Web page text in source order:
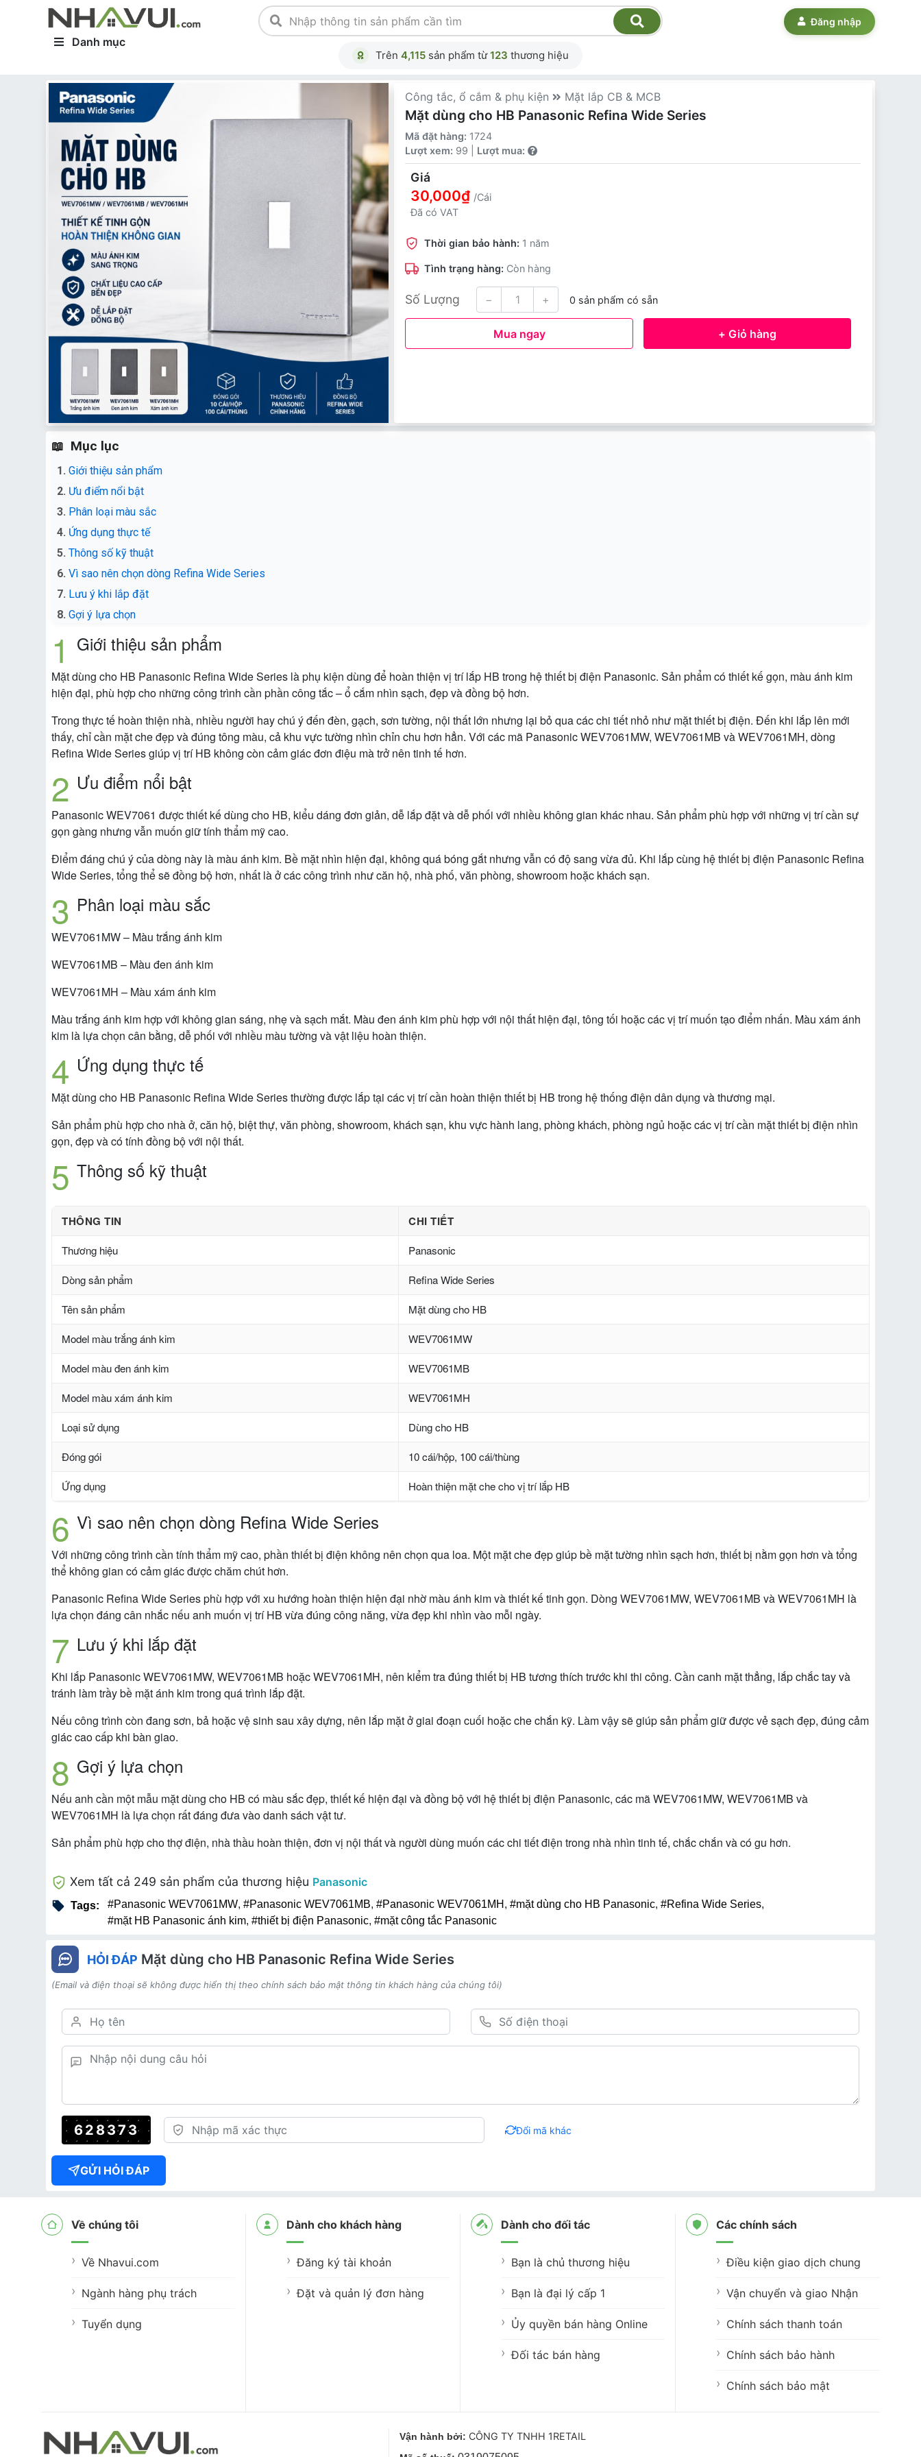
Danh mục
Trên 4,115 sản phẩm từ123 thương hiệu
Đăng nhập
Công tắc, ổ cắm & phụ kiện Mặt lắp CB & MCB
Mặt dùng cho HB Panasonic Refina Wide Series
Mã đặt hàng: 1724
Lượt xem: 99 | Lượt mua:
Giá
30,000₫ /Cái
Đã có VAT
Thời gian bảo hành: 1 năm
Tình trạng hàng: Còn hàng
Số Lượng − + 0 sản phẩm có sẵn
Mua ngay + Giỏ hàng
Mục lục
Giới thiệu sản phẩm
Ưu điểm nổi bật
Phân loại màu sắc
Ứng dụng thực tế
Thông số kỹ thuật
Vì sao nên chọn dòng Refina Wide Series
Lưu ý khi lắp đặt
Gợi ý lựa chọn
Giới thiệu sản phẩm
Mặt dùng cho HB Panasonic Refina Wide Series là phụ kiện dùng để hoàn thiện vị trí lắp HB trong hệ thiết bị điện Panasonic. Sản phẩm có thiết kế gọn, màu ánh kim
hiện đại, phù hợp cho những công trình cần phần công tắc – ổ cắm nhìn sạch, đẹp và đồng bộ hơn.
Trong thực tế hoàn thiện nhà, nhiều người hay chú ý đến đèn, gạch, sơn tường, nội thất lớn nhưng lại bỏ qua các chi tiết nhỏ như mặt thiết bị điện. Đến khi lắp lên mới
thấy, chỉ cần mặt che đẹp và đúng tông màu, cả khu vực tường nhìn chỉn chu hơn hẳn. Với các mã Panasonic WEV7061MW, WEV7061MB và WEV7061MH, dòng
Refina Wide Series giúp vị trí HB không còn cảm giác đơn điệu mà trở nên tinh tế hơn.
Ưu điểm nổi bật
Panasonic WEV7061 được thiết kế dùng cho HB, kiểu dáng đơn giản, dễ lắp đặt và dễ phối với nhiều không gian khác nhau. Sản phẩm phù hợp với những vị trí cần sự
gọn gàng nhưng vẫn muốn giữ tính thẩm mỹ cao.
Điểm đáng chú ý của dòng này là màu ánh kim. Bề mặt nhìn hiện đại, không quá bóng gắt nhưng vẫn có độ sang vừa đủ. Khi lắp cùng hệ thiết bị điện Panasonic Refina
Wide Series, tổng thể sẽ đồng bộ hơn, nhất là ở các công trình như căn hộ, nhà phố, văn phòng, showroom hoặc khách sạn.
Phân loại màu sắc
WEV7061MW – Màu trắng ánh kim
WEV7061MB – Màu đen ánh kim
WEV7061MH – Màu xám ánh kim
Màu trắng ánh kim hợp với không gian sáng, nhẹ và sạch mắt. Màu đen ánh kim phù hợp với nội thất hiện đại, tông tối hoặc các vị trí muốn tạo điểm nhấn. Màu xám ánh
kim là lựa chọn cân bằng, dễ phối với nhiều màu tường và vật liệu hoàn thiện.
Ứng dụng thực tế
Mặt dùng cho HB Panasonic Refina Wide Series thường được lắp tại các vị trí cần hoàn thiện thiết bị HB trong hệ thống điện dân dụng và thương mại.
Sản phẩm phù hợp cho nhà ở, căn hộ, biệt thự, văn phòng, showroom, khách sạn, khu vực hành lang, phòng khách, phòng ngủ hoặc các vị trí cần mặt thiết bị điện nhìn
gọn, đẹp và có tính đồng bộ với nội thất.
Thông số kỹ thuật
THÔNG TIN CHI TIẾT
Thương hiệu Panasonic
Dòng sản phẩm Refina Wide Series
Tên sản phẩm Mặt dùng cho HB
Model màu trắng ánh kim WEV7061MW
Model màu đen ánh kim WEV7061MB
Model màu xám ánh kim WEV7061MH
Loại sử dụng Dùng cho HB
Đóng gói 10 cái/hộp, 100 cái/thùng
Ứng dụng Hoàn thiện mặt che cho vị trí lắp HB
Vì sao nên chọn dòng Refina Wide Series
Với những công trình cần tính thẩm mỹ cao, phần thiết bị điện không nên chọn qua loa. Một mặt che đẹp giúp bề mặt tường nhìn sạch hơn, thiết bị nằm gọn hơn và tổng
thể không gian có cảm giác được chăm chút hơn.
Panasonic Refina Wide Series phù hợp với xu hướng hoàn thiện hiện đại nhờ màu ánh kim và thiết kế tinh gọn. Dòng WEV7061MW, WEV7061MB và WEV7061MH là
lựa chọn đáng cân nhắc nếu anh muốn vị trí HB vừa đúng công năng, vừa đẹp khi nhìn vào mỗi ngày.
Lưu ý khi lắp đặt
Khi lắp Panasonic WEV7061MW, WEV7061MB hoặc WEV7061MH, nên kiểm tra đúng thiết bị HB tương thích trước khi thi công. Cần canh mặt thẳng, lắp chắc tay và
tránh làm trầy bề mặt ánh kim trong quá trình lắp đặt.
Nếu công trình còn đang sơn, bả hoặc vệ sinh sau xây dựng, nên lắp mặt ở giai đoạn cuối hoặc che chắn kỹ. Làm vậy sẽ giúp sản phẩm giữ được vẻ sạch đẹp, đúng cảm
giác cao cấp khi bàn giao.
Gợi ý lựa chọn
Nếu anh cần một mẫu mặt dùng cho HB có màu sắc đẹp, thiết kế hiện đại và đồng bộ với hệ thiết bị điện Panasonic, các mã WEV7061MW, WEV7061MB và
WEV7061MH là lựa chọn rất đáng đưa vào danh sách vật tư.
Sản phẩm phù hợp cho thợ điện, nhà thầu hoàn thiện, đơn vị nội thất và người dùng muốn các chi tiết điện trong nhà nhìn tinh tế, chắc chắn và có gu hơn.
Xem tất cả 249 sản phẩm của thương hiệu Panasonic
Tags: #Panasonic WEV7061MW, #Panasonic WEV7061MB, #Panasonic WEV7061MH , #mặt dùng cho HB Panasonic, #Refina Wide Series,
#mặt HB Panasonic ánh kim, #thiết bị điện Panasonic, #mặt công tắc Panasonic
HỎI ĐÁP Mặt dùng cho HB Panasonic Refina Wide Series
(Email và điện thoại sẽ không được hiển thị theo chính sách bảo mật thông tin khách hàng của chúng tôi)
628373 Đổi mã khác
GỬI HỎI ĐÁP
Về chúng tôi
Về Nhavui.com
Ngành hàng phụ trách
Tuyển dụng
Dành cho khách hàng
Đăng ký tài khoản
Đặt và quản lý đơn hàng
Dành cho đối tác
Bạn là chủ thương hiệu
Bạn là đại lý cấp 1
Ủy quyền bán hàng Online
Đối tác bán hàng
Các chính sách
Điều kiện giao dịch chung
Vận chuyển và giao Nhận
Chính sách thanh toán
Chính sách bảo hành
Chính sách bảo mật
Vận hành bởi: CÔNG TY TNHH 1RETAIL